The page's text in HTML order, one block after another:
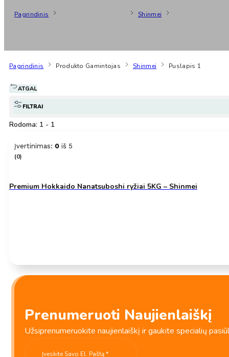
Pagrindinis Shinmei
Pagrindinis Produkto Gamintojas Shinmei Puslapis 1
ATGAL
FILTRAI
Rodoma: 1 - 1
Įvertinimas: 0 iš 5
(0)
Premium Hokkaido Nanatsuboshi ryžiai 5KG – Shinmei
Prenumeruoti Naujienlaiškį
Užsiprenumeruokite naujienlaiškį ir gaukite specialių